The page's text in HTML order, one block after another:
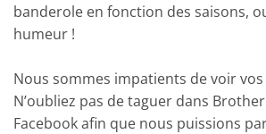
banderole en fonction des saisons,
humeur !
Nous sommes impatients de voir
N’oubliez pas de taguer dans
Facebook afin que nous puissions